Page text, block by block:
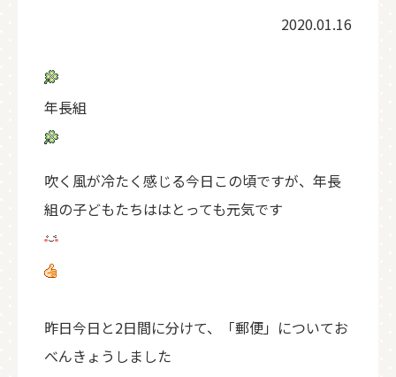
2020.01.16
年長組
吹く風が冷たく感じる今日この頃ですが、年長
組の子どもたちははとっても元気です
昨日今日と2日間に分けて、「郵便」についてお
べんきょうしました